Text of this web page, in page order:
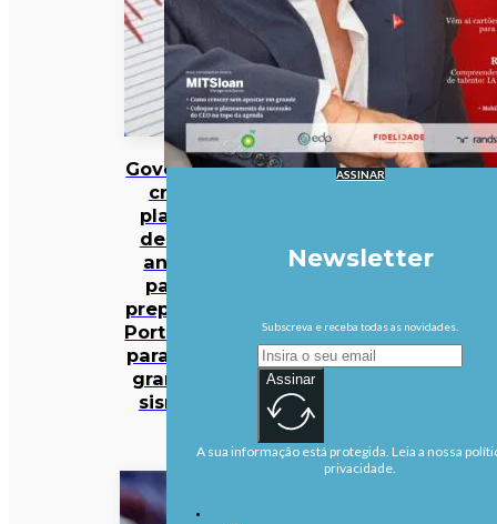
Governo
cria
plano
de 30
anos
para
preparar
Portugal
para um
grande
sismo
ASSINAR
Newsletter
Subscreva e receba todas as novidades.
Assinar
A sua informação está protegida. Leia a nossa
privacidade.